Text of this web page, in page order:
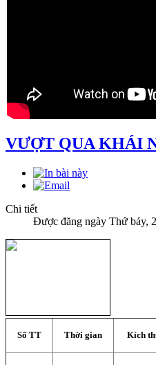
VƯỢT QUA KHÁI
Chi tiết
Được đăng ngày Thứ bảy,
Số TT Thời gian Kích